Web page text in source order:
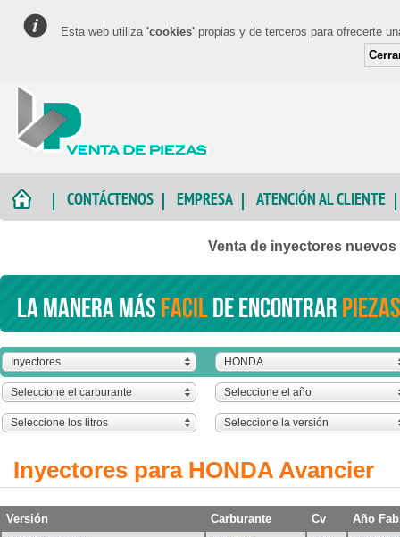
Esta web utiliza 'cookies' propias y de terceros para ofrecerte
CONTÁCTENOS EMPRESA ATENCIÓN AL CLIENTE
Venta de inyectores
La manera másfacilde encontrar
Inyectores HONDA
Seleccione el carburante Seleccione el año
Seleccione los litros Seleccione la versión
Inyectores para HONDA Avancier
Versión Carburante Cv
Año